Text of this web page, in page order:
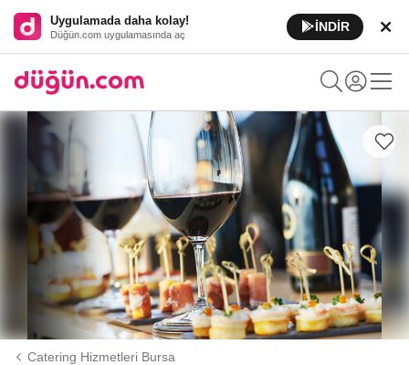
Uygulamada daha kolay!
Düğün.com uygulamasında aç
İNDİR
Catering Hizmetleri Bursa